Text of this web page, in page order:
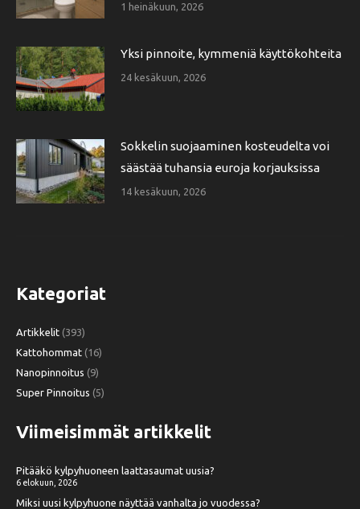
1 heinäkuun, 2026
Yksi pinnoite, kymmeniä käyttökohteita
24 kesäkuun, 2026
Sokkelin suojaaminen kosteudelta voi
säästää tuhansia euroja korjauksissa
14 kesäkuun, 2026
Kategoriat
Artikkelit (393)
Kattohommat (16)
Nanopinnoitus (9)
Super Pinnoitus (5)
Viimeisimmät artikkelit
Pitääkö kylpyhuoneen laattasaumat uusia?
6 elokuun, 2026
Miksi uusi kylpyhuone näyttää vanhalta jo vuodessa?